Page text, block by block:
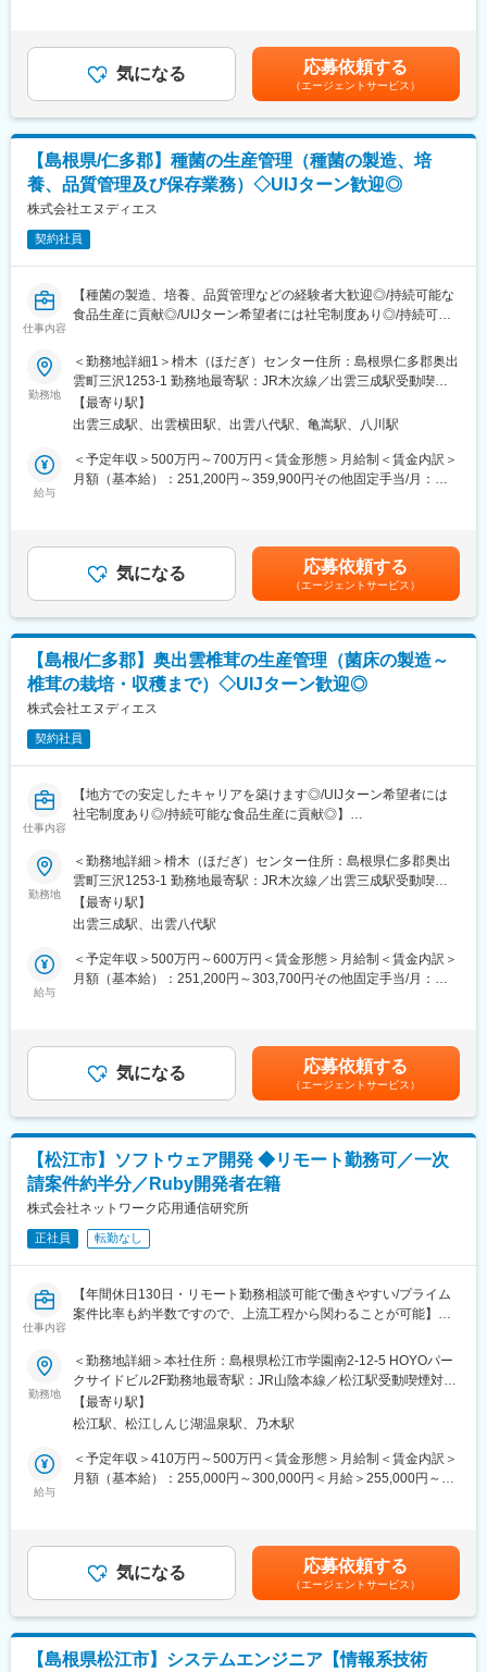
・島根県に本社を置くパッケージソフトウェアメーカーです。製
造業を中心とした開発に強みを持ち、調達・生産管理などの分野
サプライヤー70,000社の導入実績を誇ります。
・中国地域ニュービジネス大賞、日本IT経営大賞などの受賞歴が
あります。
変更の範囲：会社の定める業務
の他、資格手当、役職手当、技術手当、営業手当、勤務地手当、
通勤手当等などが支給されます。■賞与：年2回賃金はあくまでも
目安の金額であり、選考を通じて上下する可能性があります。月
給(月額)は固定手当を含めた表記です。
気になる 応募依頼する
（エージェントサービス）
【島根県/仁多郡】種菌の生産管理（種菌の製造、培
養、品質管理及び保存業務）◇UIJターン歓迎◎
株式会社エヌディエス
契約社員
仕事内容
【種菌の製造、培養、品質管理などの経験者大歓迎◎/持続可能な
食品生産に貢献◎/UIJターン希望者には社宅制度あり◎/持続可能
■職務内容：奥出雲椎茸（株）に出向し「種菌」の生産管理業務を
担当いただきます。椎茸生産で使用する種菌の製造、培養、品質
管理及び保存業務をお任せします。
■業務詳細：【椎茸種菌製造の流れ】
（1）母菌（純粋培養）の作成
（2）一次培養（寒天培地・試験管培養）
種菌完成：出来上がった穀粒種菌や鋸屑種菌を袋や瓶に詰めて完
成。
※上記で完成した種菌を、工場で生産した菌床に接種して椎茸を育
■配属先情報：入社時から奥出雲椎茸（株）へ出向となります。
■業務の特徴：
・椎茸生産における種菌の製造、培養、品質管理などの経験者を
募集しています
・バイオマス発電関連企業の関連会社として持続可能な食品生産
に貢献できます◎
■奥出雲椎茸（株）について：島根県奥出雲町で椎茸の生産・販売
を行っています。伝統的な原木栽培に加え、菌床栽培による効率
給を実現。菌床栽培は、木の粉と栄養素を混ぜた「菌床」と呼ば
れる培地に椎茸の菌を植え付け、管理された環境で育てる方法で
す。当社のホダギセンターでは、菌床の製造から椎茸の栽培・収
穫までの一連の工程を工場的な生産システムで行っています。
■魅力：
・食品製造における生産管理スキルを活かせる専門性の高いポジ
・UIJターン希望者には社宅制度があり、島根県での新生活をサポ
ート
■正社員登用について：正社員登用実績90%超。就労態度（遅刻の
有無）、成績等を加味し評価を行い、基本的に入社から約一年を
目途に双方の合意がある場合のみ、正社員登用させていただきま
す。
変更の範囲：当社業務全般
勤務地
＜勤務地詳細1＞榾木（ほだぎ）センター住所：島根県仁多郡奥出
雲町三沢1253-1 勤務地最寄駅：JR木次線／出雲三成駅受動喫煙
対策：敷地内全面禁煙＜勤務地詳細2＞野呂山研修棟住所：島根県
仁多郡奥出雲町横田1373-794 受動喫煙対策：敷地内全面禁煙変更
【最寄り駅】
出雲三成駅、出雲横田駅、出雲八代駅、亀嵩駅、八川駅
給与
＜予定年収＞500万円～700万円＜賃金形態＞月給制＜賃金内訳＞
月額（基本給）：251,200円～359,900円その他固定手当/月：
業手当＞有＜給与補足＞■その他固定手当：住宅手当15,000円■賞
与実績：年2回（前年度実績2ヶ月分）■給与査定：年1回賃金はあ
くまでも目安の金額であり、選考を通じて上下する可能性があり
ます。月給(月額)は固定手当を含めた表記です。
気になる 応募依頼する
（エージェントサービス）
【島根/仁多郡】奥出雲椎茸の生産管理（菌床の製造～
椎茸の栽培・収穫まで）◇UIJターン歓迎◎
株式会社エヌディエス
契約社員
仕事内容
【地方での安定したキャリアを築けます◎/UIJターン希望者には
社宅制度あり◎/持続可能な食品生産に貢献◎】
任せいたします。菌床の製造から椎茸の栽培・収穫までの各工程
における品質管理、作業効率の改善、現場スタッフの指導を担
当。※ご経験により、お任せするミッションは調整します
■具体的には：菌床製造から椎茸栽培・収穫までの一連の工程管理
を担当していただきます。
・菌床（木の粉と栄養素を混ぜた椎茸栽培の基盤）の製造工程に
・現場スタッフへの作業指導と品質管理の徹底
・生産計画の立案と進捗管理
・品質向上と生産性向上のための改善活動の推進
ば問題ありません。むしろ、異業種での経験を活かした新しい視
点での改善提案を歓迎します。現場スタッフへの指導力や、マニ
ュアル整備・標準化の経験を持つ方であれば、椎茸栽培の知識は
入社後に習得可能です◎
■奥出雲椎茸（株）について：島根県奥出雲町で椎茸の生産・販売
を行っています。伝統的な原木栽培に加え、菌床栽培による効率
的な生産体制を構築し、年間を通じて安定した高品質な椎茸の供
給を実現。菌床栽培は、木の粉と栄養素を混ぜた「菌床」と呼ば
れる培地に椎茸の菌を植え付け、管理された環境で育てる方法で
穫までの一連の工程を工場的な生産システムで行っています。
■魅力：
・食品製造における生産管理スキルを活かせる専門性の高いポジ
・菌床栽培という特殊技術を習得できる貴重な機会があります
・マニュアル整備や現場改善など、自身のアイデアを形にできる
・UIJターン希望者には社宅制度があり、島根県での新生活をサポ
ート
■正社員登用について：正社員登用実績90%超。就労態度（遅刻の
有無）、成績等を加味し評価を行い、基本的に入社から約一年を
目途に双方の合意がある場合のみ、正社員登用させていただきま
勤務地
＜勤務地詳細＞榾木（ほだぎ）センター住所：島根県仁多郡奥出
雲町三沢1253-1 勤務地最寄駅：JR木次線／出雲三成駅受動喫煙
対策：敷地内全面禁煙変更の範囲：無
【最寄り駅】
出雲三成駅、出雲八代駅
給与
＜予定年収＞500万円～600万円＜賃金形態＞月給制＜賃金内訳＞
月額（基本給）：251,200円～303,700円その他固定手当/月：
業手当＞有＜給与補足＞■その他固定手当：住宅手当15,000円■賞
与実績：年2回（前年度実績2ヶ月分）■給与査定：年1回賃金はあ
くまでも目安の金額であり、選考を通じて上下する可能性があり
ます。月給(月額)は固定手当を含めた表記です。
気になる 応募依頼する
（エージェントサービス）
【松江市】ソフトウェア開発 ◆リモート勤務可／一次
請案件約半分／Ruby開発者在籍
株式会社ネットワーク応用通信研究所
正社員 転勤なし
仕事内容
【年間休日130日・リモート勤務相談可能で働きやすい/プライム
案件比率も約半数ですので、上流工程から関わることが可能】
Ruby/Railsを利用したWebアプリケーションをメインにソフトウ
ェア開発の受託開発や運用保守を行っています。また、Rubyをは
じめとするOSS自体の開発やOSSを活用した開発経験を活かし技
術的に難易度の高い開発にチャレンジしています。
■職務詳細：
プログラミング言語Rubyを使ったシステムの開発及び設計を行い
・全社システム連携基盤（製品品質と開発スピードの向上・ソフ
トウェア開発コストの軽減）
平均年齢：42.3歳
勤務地
＜勤務地詳細＞本社住所：島根県松江市学園南2-12-5 HOYOパー
クサイドビル2F勤務地最寄駅：JR山陰本線／松江駅受動喫煙対
策：屋内全面禁煙変更の範囲：会社の定める事業所
【最寄り駅】
松江駅、松江しんじ湖温泉駅、乃木駅
給与
＜予定年収＞410万円～500万円＜賃金形態＞月給制＜賃金内訳＞
月額（基本給）：255,000円～300,000円＜月給＞255,000円～
収：500万円（40歳）■業務手当7,000円■ランチ手当：1,560円賃
金はあくまでも目安の金額であり、選考を通じて上下する可能性
があります。月給(月額)は固定手当を含めた表記です。
気になる 応募依頼する
（エージェントサービス）
【島根県松江市】システムエンジニア【情報系技術